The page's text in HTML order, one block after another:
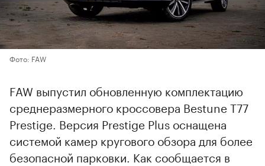
Фото: FAW
FAW выпустил обновленную комплектацию
среднеразмерного кроссовера Bestune T77
Prestige. Версия Prestige Plus оснащена
системой камер кругового обзора для более
безопасной парковки. Как сообщается в